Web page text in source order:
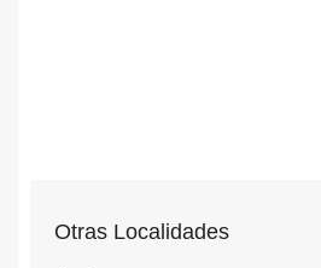
Otras Localidades